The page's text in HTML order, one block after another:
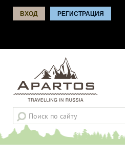
ВХОД РЕГИСТРАЦИЯ